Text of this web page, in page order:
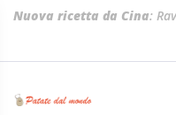
Nuova ricetta da Cina: